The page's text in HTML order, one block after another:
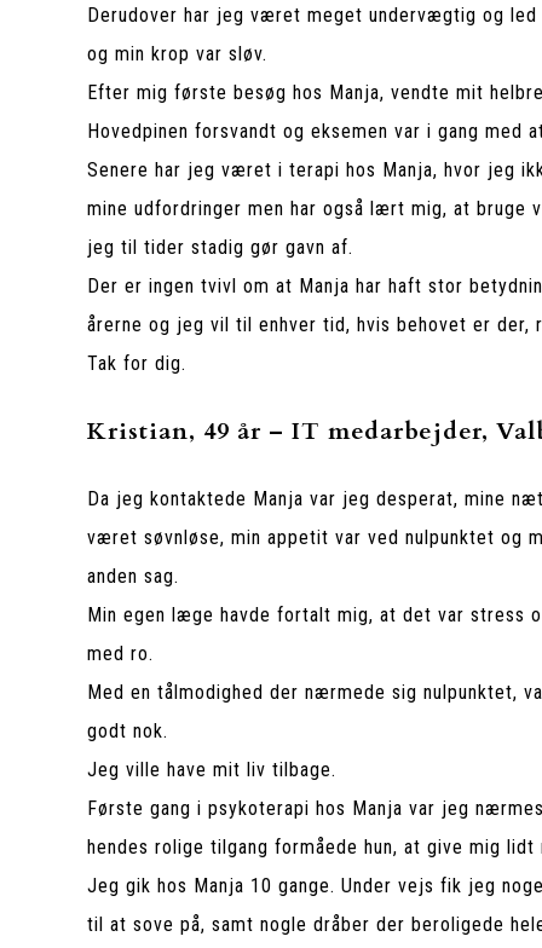
Derudover har jeg været meget undervægtig og led
og min krop var sløv.
Efter mig første besøg hos Manja, vendte mit
Hovedpinen forsvandt og eksemen var i gang med
Senere har jeg været i terapi hos Manja, hvor jeg
mine udfordringer men har også lært mig, at bruge
jeg til tider stadig gør gavn af.
Der er ingen tvivl om at Manja har haft stor
årerne og jeg vil til enhver tid, hvis behovet er der,
Tak for dig.
Kristian, 49 år – IT medarbejder,
Da jeg kontaktede Manja var jeg desperat, mine
været søvnløse, min appetit var ved nulpunktet og
anden sag.
Min egen læge havde fortalt mig, at det var stress
med ro.
Med en tålmodighed der nærmede sig nulpunktet,
godt nok.
Jeg ville have mit liv tilbage.
Første gang i psykoterapi hos Manja var jeg
hendes rolige tilgang formåede hun, at give mig lidt
Jeg gik hos Manja 10 gange. Under vejs fik jeg
til at sove på, samt nogle dråber der beroligede